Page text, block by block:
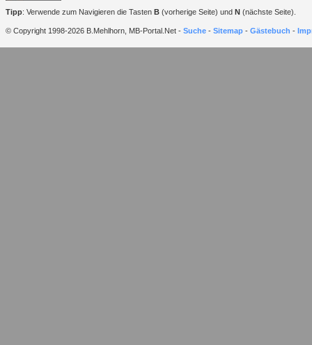
Tipp: Verwende zum Navigieren die Tasten B (vorherige Seite) und N (nächste Seite).
© Copyright 1998-2026 B.Mehlhorn, MB-Portal.Net - Suche - Sitemap - Gästebuch -